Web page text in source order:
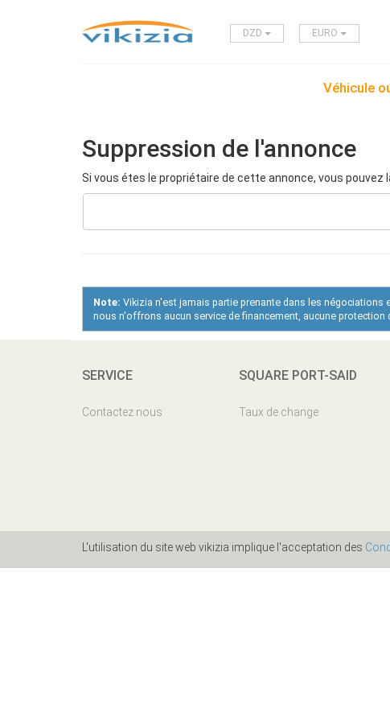
DZD EURO
Véhicule
Suppression de l'annonce
Si vous étes le propriétaire de cette annonce, vous pouvez
Note: Vikizia n'est jamais partie prenante dans les
nous n'offrons aucun service de financement, aucune protection
SERVICE
Contactez nous
SQUARE PORT-SAID
Taux de change
L'utilisation du site web vikizia implique l'acceptation des